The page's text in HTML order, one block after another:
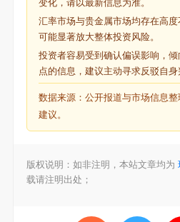
汇率市场与贵金属市场均存在高
可能显著放大整体投资风险。
投资者容易受到确认偏误影响，
点的信息，建议主动寻求反驳自身
数据来源：公开报道与市场信息
建议。
版权说明：如非注明，本站文章均为
载请注明出处；